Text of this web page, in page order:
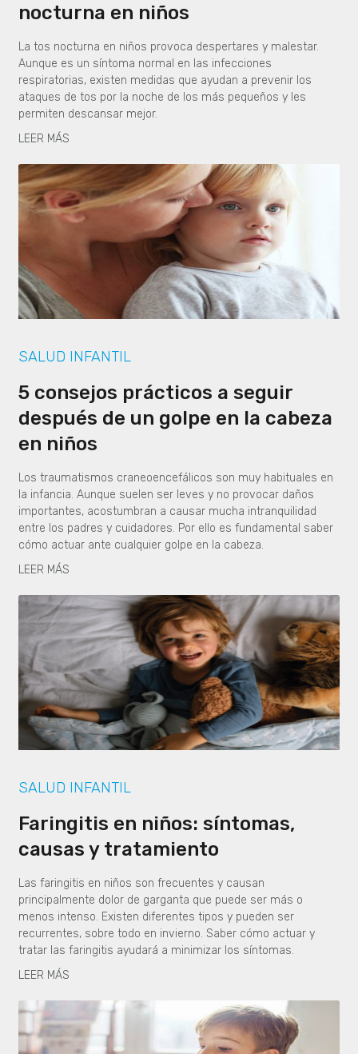
nocturna en niños
La tos nocturna en niños provoca despertares y malestar.
Aunque es un síntoma normal en las infecciones
respiratorias, existen medidas que ayudan a prevenir los
ataques de tos por la noche de los más pequeños y les
permiten descansar mejor.
LEER MÁS
SALUD INFANTIL
5 consejos prácticos a seguir
después de un golpe en la cabeza
en niños
Los traumatismos craneoencefálicos son muy habituales en
la infancia. Aunque suelen ser leves y no provocar daños
importantes, acostumbran a causar mucha intranquilidad
entre los padres y cuidadores. Por ello es fundamental saber
cómo actuar ante cualquier golpe en la cabeza.
LEER MÁS
SALUD INFANTIL
Faringitis en niños: síntomas,
causas y tratamiento
Las faringitis en niños son frecuentes y causan
principalmente dolor de garganta que puede ser más o
menos intenso. Existen diferentes tipos y pueden ser
recurrentes, sobre todo en invierno. Saber cómo actuar y
tratar las faringitis ayudará a minimizar los síntomas.
LEER MÁS